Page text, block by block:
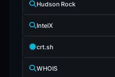
Hudson Rock
IntelX
crt.sh
WHOIS